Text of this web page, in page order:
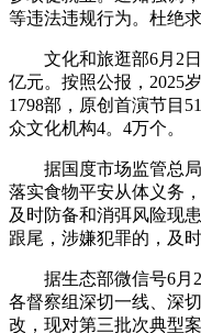
等违法违规行为。杜绝
文化和旅逛部6月2日
亿元。按照公报，2025
1798部，原创首演节目
众文化机构4。4万个。
据国度市场监管总局
落实食物平安从体义务
及时防备和消弭风险现
跟尾，涉嫌犯罪的，及时
据生态部微信号6月2
各督察组深切一线、深
改，现对第三批次典型